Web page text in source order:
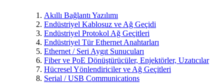
Akıllı Bağlantı Yazılımı
Endüstriyel Kablosuz ve Ağ Geçidi
Endüstriyel Protokol Ağ Geçitleri
Endüstriyel Tür Ethernet Anahtarları
Ethernet / Seri Aygıt Sunucuları
Fiber ve PoE Dönüştürücüler, Enjektörler, Uzatıcılar
Hücresel Yönlendiriciler ve Ağ Geçitleri
Serial / USB Communications